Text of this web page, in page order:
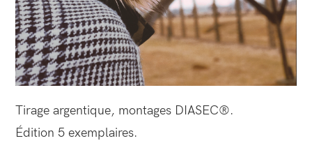
Tirage argentique, montages DIASEC®.
Édition 5 exemplaires.